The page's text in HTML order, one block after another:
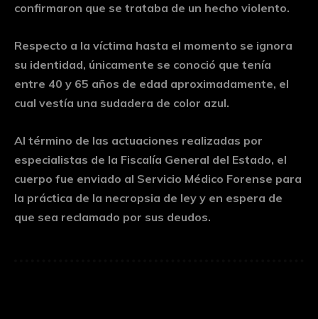
confirmaron que se trataba de un hecho violento.
Respecto a la víctima hasta el momento se ignora
su identidad, únicamente se conoció que tenía
entre 40 y 65 años de edad aproximadamente, el
cual vestía una sudadera de color azul.
Al término de las actuaciones realizadas por
especialistas de la Fiscalía General del Estado, el
cuerpo fue enviado al Servicio Médico Forense para
la práctica de la necropsia de ley y en espera de
que sea reclamado por sus deudos.